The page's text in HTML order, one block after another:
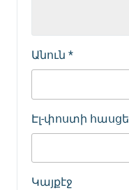
Անուն *
Էլ-փոստի հասցե
Կայքէջ